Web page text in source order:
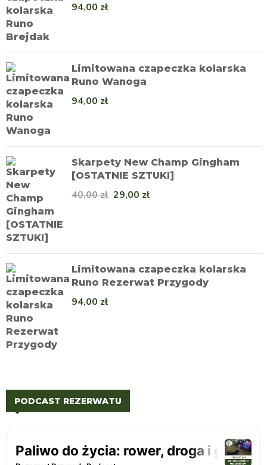
94,00 zł
Limitowana czapeczka kolarska
Runo Wanoga
94,00 zł
Skarpety New Champ Gingham
[OSTATNIE SZTUKI]
40,00zł 29,00 zł
Limitowana czapeczka kolarska
Runo Rezerwat Przygody
94,00 zł
PODCAST REZERWATU